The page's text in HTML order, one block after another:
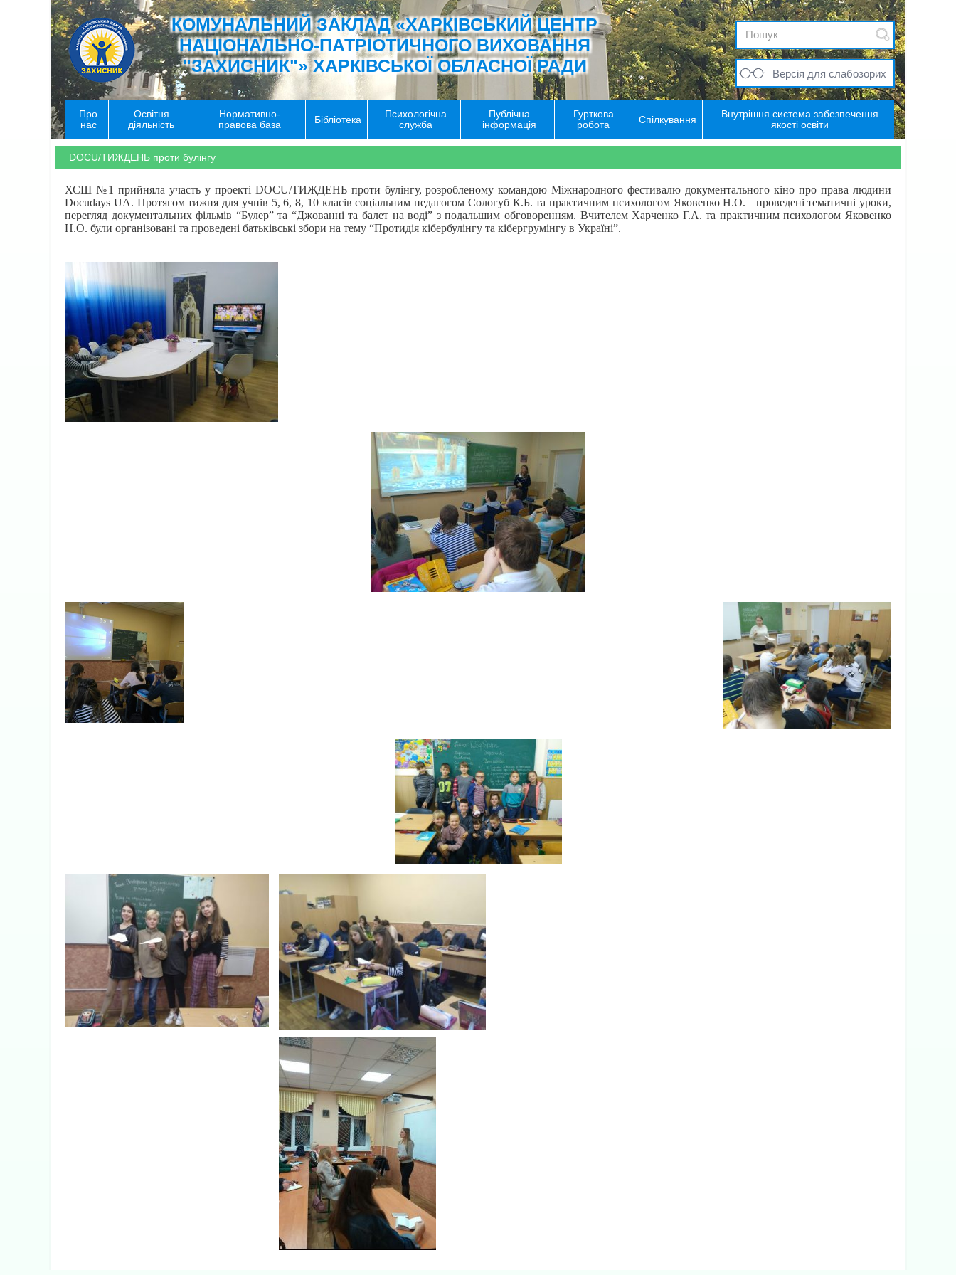
КОМУНАЛЬНИЙ ЗАКЛАД «ХАРКІВСЬКИЙ ЦЕНТР
НАЦІОНАЛЬНО-ПАТРІОТИЧНОГО ВИХОВАННЯ
"ЗАХИСНИК"» ХАРКІВСЬКОЇ ОБЛАСНОЇ РАДИ
Версія для слабозорих
Про
нас
Освітня
діяльність
Нормативно-
правова база
Бібліотека
Психологічна
служба
Публічна
інформація
Гурткова
робота
Спілкування
Внутрішня система забезпечення
якості освіти
DOCU/ТИЖДЕНЬ проти булінгу
ХСШ №1 прийняла участь у проекті DOCU/ТИЖДЕНЬ проти булінгу, розробленому командою Міжнародного фестивалю документального кіно про права людини
Docudays UA. Протягом тижня для учнів 5, 6, 8, 10 класів соціальним педагогом Сологуб К.Б. та практичним психологом Яковенко Н.О. проведені тематичні уроки,
перегляд документальних фільмів “Булер” та “Джованні та балет на воді” з подальшим обговоренням. Вчителем Харченко Г.А. та практичним психологом Яковенко
Н.О. були організовані та проведені батьківські збори на тему “Протидія кібербулінгу та кібергрумінгу в Україні”.